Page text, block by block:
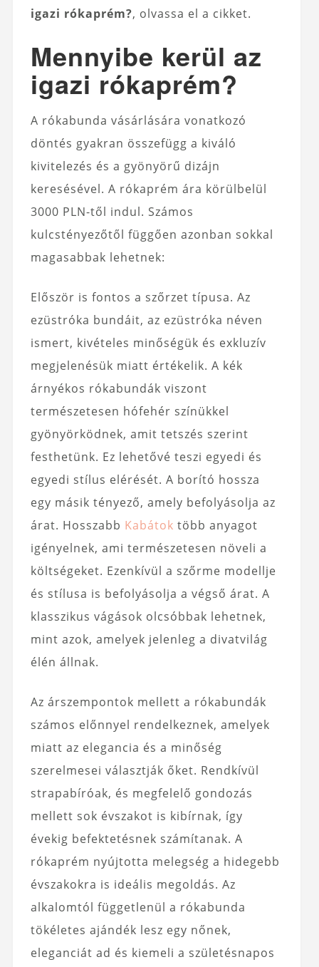
igazi rókaprém?, olvassa el a cikket.
Mennyibe kerül az
igazi rókaprém?
A rókabunda vásárlására vonatkozó
döntés gyakran összefügg a kiváló
kivitelezés és a gyönyörű dizájn
keresésével. A rókaprém ára körülbelül
3000 PLN-től indul. Számos
kulcstényezőtől függően azonban sokkal
magasabbak lehetnek:
Először is fontos a szőrzet típusa. Az
ezüstróka bundáit, az ezüstróka néven
ismert, kivételes minőségük és exkluzív
megjelenésük miatt értékelik. A kék
árnyékos rókabundák viszont
természetesen hófehér színükkel
gyönyörködnek, amit tetszés szerint
festhetünk. Ez lehetővé teszi egyedi és
egyedi stílus elérését. A borító hossza
egy másik tényező, amely befolyásolja az
árat. Hosszabb Kabátok több anyagot
igényelnek, ami természetesen növeli a
költségeket. Ezenkívül a szőrme modellje
és stílusa is befolyásolja a végső árat. A
klasszikus vágások olcsóbbak lehetnek,
mint azok, amelyek jelenleg a divatvilág
élén állnak.
Az árszempontok mellett a rókabundák
számos előnnyel rendelkeznek, amelyek
miatt az elegancia és a minőség
szerelmesei választják őket. Rendkívül
strapabíróak, és megfelelő gondozás
mellett sok évszakot is kibírnak, így
évekig befektetésnek számítanak. A
rókaprém nyújtotta melegség a hidegebb
évszakokra is ideális megoldás. Az
alkalomtól függetlenül a rókabunda
tökéletes ajándék lesz egy nőnek,
eleganciát ad és kiemeli a születésnapos